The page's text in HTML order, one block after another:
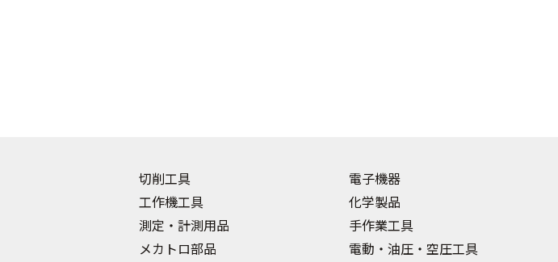
切削工具
工作機工具
測定・計測用品
メカトロ部品
電子機器
化学製品
手作業工具
電動・油圧・空圧工具